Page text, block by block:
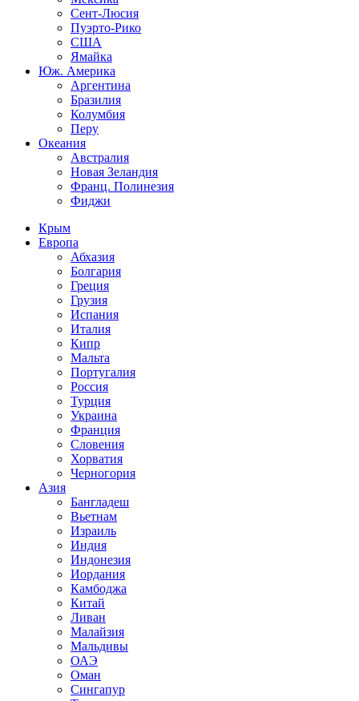
Сент-Люсия
Пуэрто-Рико
США
Ямайка
Юж. Америка
Аргентина
Бразилия
Колумбия
Перу
Океания
Австралия
Новая Зеландия
Франц. Полинезия
Фиджи
Крым
Европа
Абхазия
Болгария
Греция
Грузия
Испания
Италия
Кипр
Мальта
Португалия
Россия
Турция
Украина
Франция
Словения
Хорватия
Черногория
Азия
Бангладеш
Вьетнам
Израиль
Индия
Индонезия
Иордания
Камбоджа
Китай
Ливан
Малайзия
Мальдивы
ОАЭ
Оман
Сингапур